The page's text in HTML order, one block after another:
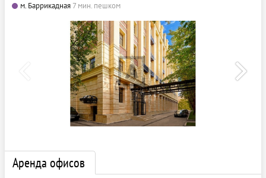
м. Баррикадная 7 мин. пешком
Аренда офисов